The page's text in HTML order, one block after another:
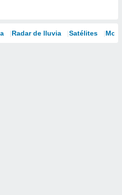
Radar de lluvia Satélites